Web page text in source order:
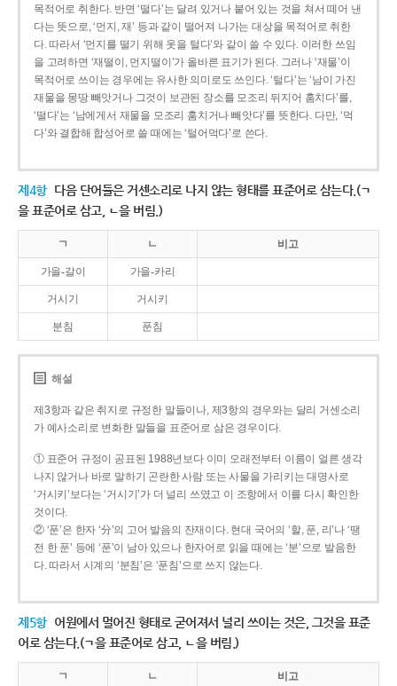
목적어로 취한다. 반면 ‘떨다’는 달려 있거나 붙어 있는 것을 쳐서 떼어 낸
다는 뜻으로, ‘먼지, 재’ 등과 같이 떨어져 나가는 대상을 목적어로 취한
다. 따라서 ‘먼지를 떨기 위해 옷을 털다’와 같이 쓸 수 있다. 이러한 쓰임
을 고려하면 ‘재떨이, 먼지떨이’가 올바른 표기가 된다. 그러나 ‘재물’이
목적어로 쓰이는 경우에는 유사한 의미로도 쓰인다. ‘털다’는 ‘남이 가진
재물을 몽땅 빼앗거나 그것이 보관된 장소를 모조리 뒤지어 훔치다’를,
‘떨다’는 ‘남에게서 재물을 모조리 훔치거나 빼앗다’를 뜻한다. 다만, ‘먹
다’와 결합해 합성어로 쓸 때에는 ‘털어먹다’로 쓴다.
제4항 다음 단어들은 거센소리로 나지 않는 형태를 표준어로 삼는다.(ㄱ
을 표준어로 삼고, ㄴ을 버림.)
ㄱ ㄴ 비고
가을-갈이 가을-카리
거시기 거시키
분침 푼침
해설
제3항과 같은 취지로 규정한 말들이나, 제3항의 경우와는 달리 거센소리
가 예사소리로 변화한 말들을 표준어로 삼은 경우이다.
① 표준어 규정이 공표된 1988년보다 이미 오래전부터 이름이 얼른 생각
나지 않거나 바로 말하기 곤란한 사람 또는 사물을 가리키는 대명사로
‘거시키’보다는 ‘거시기’가 더 널리 쓰였고 이 조항에서 이를 다시 확인한
것이다.
② ‘푼’은 한자 ‘分’의 고어 발음의 잔재이다. 현대 국어의 ‘할, 푼, 리’나 ‘땡
전 한 푼’ 등에 ‘푼’이 남아 있으나 한자어로 읽을 때에는 ‘분’으로 발음한
다. 따라서 시계의 ‘분침’은 ‘푼침’으로 쓰지 않는다.
제5항 어원에서 멀어진 형태로 굳어져서 널리 쓰이는 것은, 그것을 표준
어로 삼는다.(ㄱ을 표준어로 삼고, ㄴ을 버림.)
ㄱ ㄴ 비고